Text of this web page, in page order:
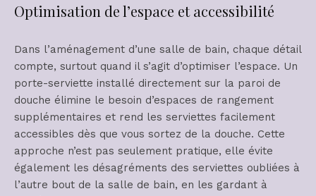
Optimisation de l’espace et accessibilité
Dans l’aménagement d’une salle de bain, chaque détail
compte, surtout quand il s’agit d’optimiser l’espace. Un
porte-serviette installé directement sur la paroi de
douche élimine le besoin d’espaces de rangement
supplémentaires et rend les serviettes facilement
accessibles dès que vous sortez de la douche. Cette
approche n’est pas seulement pratique, elle évite
également les désagréments des serviettes oubliées à
l’autre bout de la salle de bain, en les gardant à